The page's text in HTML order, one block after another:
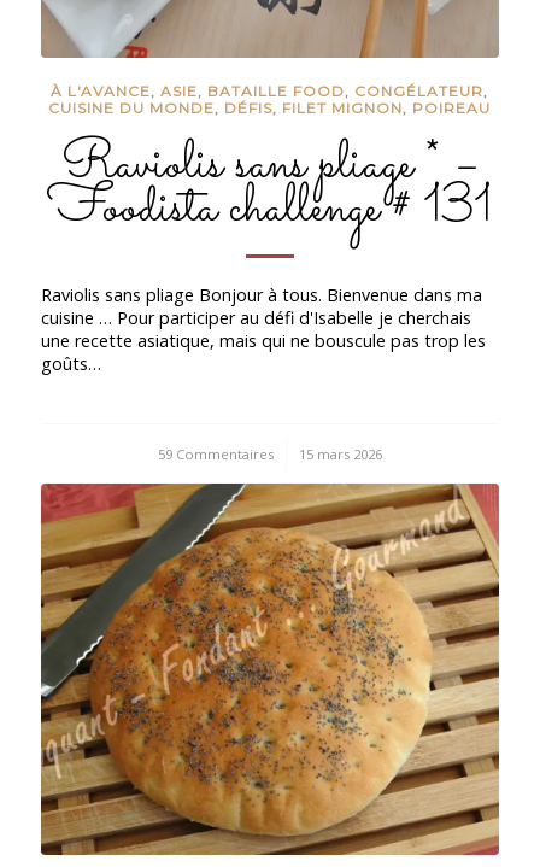
À L'AVANCE,ASIE, BATAILLE FOOD, CONGÉLATEUR,
CUISINE DU MONDE, DÉFIS, FILET MIGNON, POIREAU
Raviolis sans pliage * –
Foodista challenge # 131
Raviolis sans pliage Bonjour à tous. Bienvenue dans ma
cuisine … Pour participer au défi d'Isabelle je cherchais
une recette asiatique, mais qui ne bouscule pas trop les
goûts…
59 Commentaires
/ 15 mars 2026